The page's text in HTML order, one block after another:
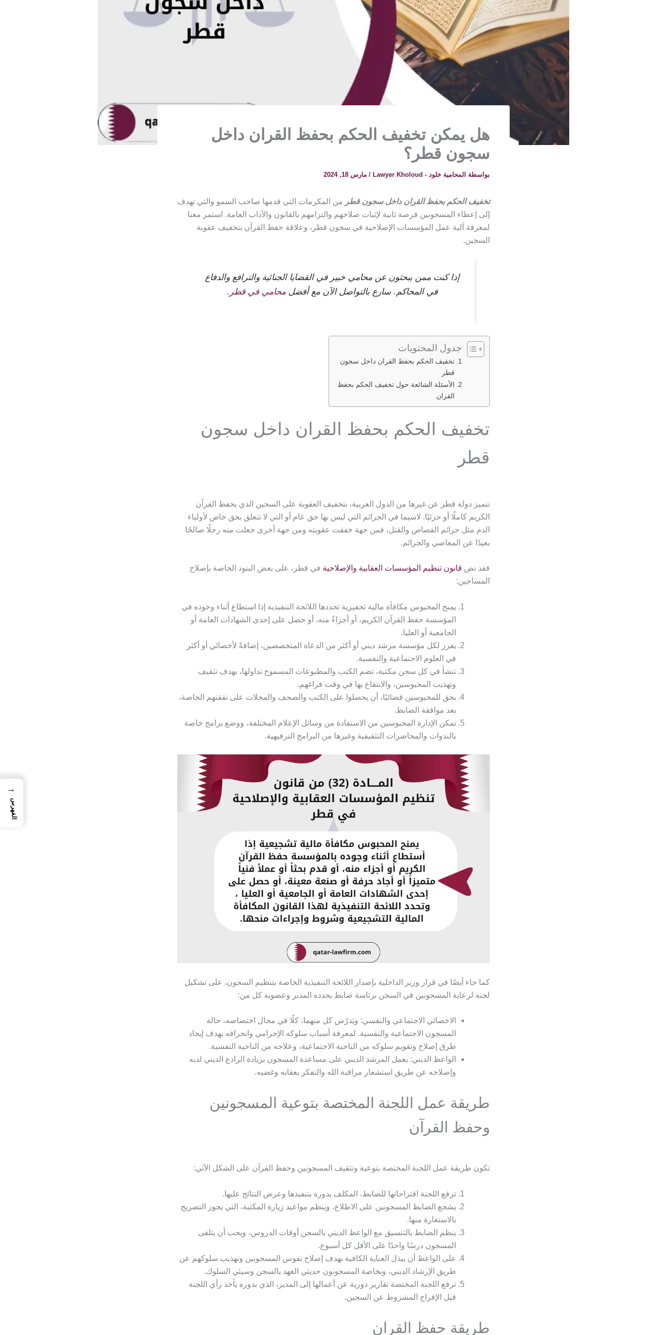
هل يمكن تخفيف الحكم بحفظ القران داخل
سجون قطر؟
بواسطة المحامية خلود - Lawyer Kholoud / مارس 18, 2024
تخفيف الحكم بحفظ القران داخل سجون قطر من المكرمات التي قدمها صاحب السمو والتي تهدف
إلى إعطاء المسجونين فرصة ثانية لإثبات صلاحهم والتزامهم بالقانون والآداب العامة. استمر معنا
لمعرفة آلية عمل المؤسسات الإصلاحية في سجون قطر، وعلاقة حفظ القرآن بتخفيف عقوبة
السجين.
إذا كنت ممن يبحثون عن محامي خبير في القضايا الجنائية والترافع والدفاع
في المحاكم. سارع بالتواصل الآن مع أفضل محامي في قطر .
جدول المحتويات
تخفيف الحكم بحفظ القران داخل سجون
قطر
الأسئلة الشائعة حول تخفيف الحكم بحفظ
القران
تخفيف الحكم بحفظ القران داخل سجون
قطر
تتميز دولة قطر عن غيرها من الدول العربية، بتخفيف العقوبة على السجين الذي يحفظ القرآن
الكريم كاملًا أو جزئيًا. لاسيما في الجرائم التي ليس بها حق عام أو التي لا تتعلق بحق خاص لأولياء
الدم مثل جرائم القصاص والقتل، فمن جهة خففت عقوبته ومن جهة أخرى جعلت منه رجلًا صالحًا
بعيدًا عن المعاصي والجرائم.
فقد نص قانون تنظيم المؤسسات العقابية والإصلاحية في قطر، على بعض البنود الخاصة بإصلاح
المساجين:
يمنح المحبوس مكافأة مالية تحفيزية تحددها اللائحة التنفيذية إذا استطاع أثناء وجوده في
المؤسسة حفظ القرآن الكريم، أو أجزاءً منه، أو حصل على إحدى الشهادات العامة أو
الجامعية أو العليا.
يفرز لكل مؤسسة مرشد ديني أو أكثر من الدعاة المتخصصين، إضافةً لأخصائي أو أكثر
في العلوم الاجتماعية والنفسية.
تنشأ في كل سجن مكتبة، تضم الكتب والمطبوعات المسموح تداولها، بهدف تثقيف
وتهذيب المحبوسين، والانتفاع بها في وقت فراغهم.
يحق للمحبوسين قضائيًا، أن يحصلوا على الكتب والصحف والمجلات على نفقتهم الخاصة،
بعد موافقة الضابط.
تمكن الإدارة المحبوسين من الاستفادة من وسائل الإعلام المختلفة، ووضع برامج خاصة
بالندوات والمحاضرات التثقيفية وغيرها من البرامج الترفيهية.
كما جاء أيضًا في قرار وزير الداخلية بإصدار اللائحة التنفيذية الخاصة بتنظيم السجون، على تشكيل
لجنة لرعاية المسجونين في السجن برئاسة ضابط يحدده المدير وعضوية كل من:
الاخصائي الاجتماعي والنفسي: ويَدرُس كل منهما، كلًا في مجال اختصاصه، حالة
المسجون الاجتماعية والنفسية. لمعرفة أسباب سلوكه الإجرامي وانحرافه بهدف إيجاد
طرق إصلاح وتقويم سلوكه من الناحية الاجتماعية، وعلاجه من الناحية النفسية.
الواعظ الديني: يعمل المرشد الديني على مساعدة المسجون بزيادة الرادع الديني لديه
وإصلاحه عن طريق استشعار مراقبة الله والتفكر بعقابه وغضبه.
طريقة عمل اللجنة المختصة بتوعية المسجونين
وحفظ القرآن
تكون طريقة عمل اللجنة المختصة بتوعية وتثقيف المسجونين وحفظ القرآن على الشكل الآتي:
ترفع اللجنة اقتراحاتها للضابط، المكلف بدوره بتنفيذها وعرض النتائج عليها.
يشجع الضابط المسجونين على الاطلاع، وينظم مواعيد زيارة المكتبة، التي يجوز التصريح
بالاستعارة منها.
ينظم الضابط بالتنسيق مع الواعظ الديني بالسجن أوقات الدروس، ويجب أن يتلقى
المسجون درسًا واحدًا على الأقل كل أسبوع.
على الواعظ أن يبذل العناية الكافية بهدف إصلاح نفوس المسجونين وتهذيب سلوكهم عن
طريق الإرشاد الديني، وبخاصة المسجونون حديثي العهد بالسجن وسيئي السلوك.
ترفع اللجنة المختصة تقارير دورية عن أعمالها إلى المدير، الذي بدوره يأخذ رأي اللجنة
قبل الإفراج المشروط عن السجين.
طريقة حفظ القران
→
الفهرس